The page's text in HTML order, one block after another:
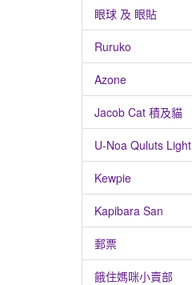
眼球 及 眼貼
Ruruko
Azone
Jacob Cat 積及貓
U-Noa Quluts Light
Kewpie
Kapibara San
郵票
餓住媽咪小賣部